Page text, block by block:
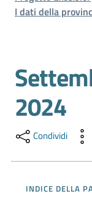
Camera
Gestire
l'impresa
Promuovere
e
territorio
I dati della
Salta al contenuto
2024
Condividi
INDICE DELLA